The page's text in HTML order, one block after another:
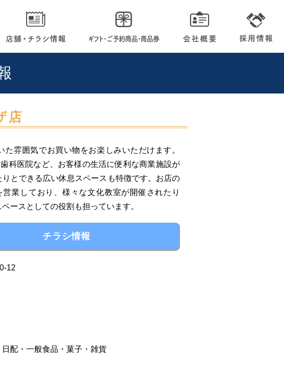
店
た雰囲気でお買い物をお楽しみいただけます。
科医院など、お客様の生活に便利な商業施設が
とできる広い休息スペースも特徴です。お店の
業しており、様々な文化教室が開催されたり
ースとしての役割も担っています。
チラシ情報
12
配・一般食品・菓子・雑貨